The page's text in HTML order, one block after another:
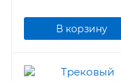
В корзину